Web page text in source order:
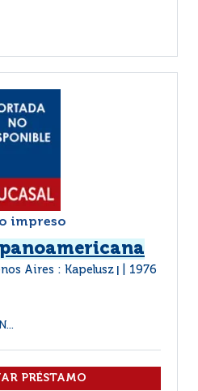
impreso
Aires : Kapelusz 1976